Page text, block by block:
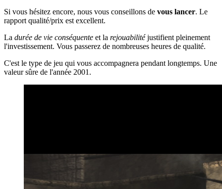
Si vous hésitez encore, nous vous conseillons de vous lancer. Le
rapport qualité/prix est excellent.
La durée de vie conséquente et la rejouabilitéjustifient pleinement
l'investissement. Vous passerez de nombreuses heures de qualité.
C'est le type de jeu qui vous accompagnera pendant longtemps. Une
valeur sûre de l'année 2001.